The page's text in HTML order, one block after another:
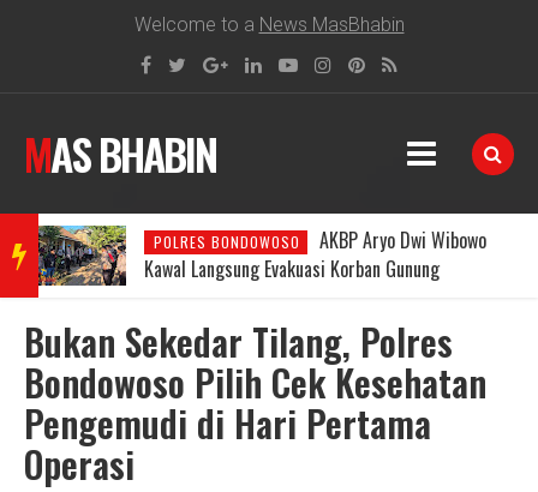
Welcome to a News MasBhabin
MAS BHABIN
BRE
AKIN
POLRES BONDOWOSO
Respons Kilat Kapolres
Aryo: Posko Darurat Dibentuk, Pencarian
Bukan Sekedar Tilang, Polres
Bondowoso Pilih Cek Kesehatan
Pengemudi di Hari Pertama
Operasi